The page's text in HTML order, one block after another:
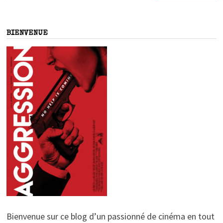
BIENVENUE
Bienvenue sur ce blog d’un passionné de cinéma en tout